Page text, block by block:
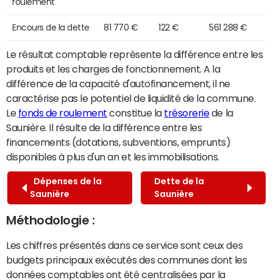
Encours de la dette 81 770 € 122 € 561 288 €
Le résultat comptable représente la différence entre les
produits et les charges de fonctionnement. A la
différence de la capacité d'autofinancement, il ne
caractérise pas le potentiel de liquidité de la commune.
Le fonds de roulement constitue la trésoreriede la
Saunière. Il résulte de la différence entre les
financements (dotations, subventions, emprunts)
disponibles à plus d'un an et les immobilisations.
Dépenses de la
Saunière
Dette de la
Saunière
Méthodologie :
Les chiffres présentés dans ce service sont ceux des
budgets principaux exécutés des communes dont les
données comptables ont été centralisées par la